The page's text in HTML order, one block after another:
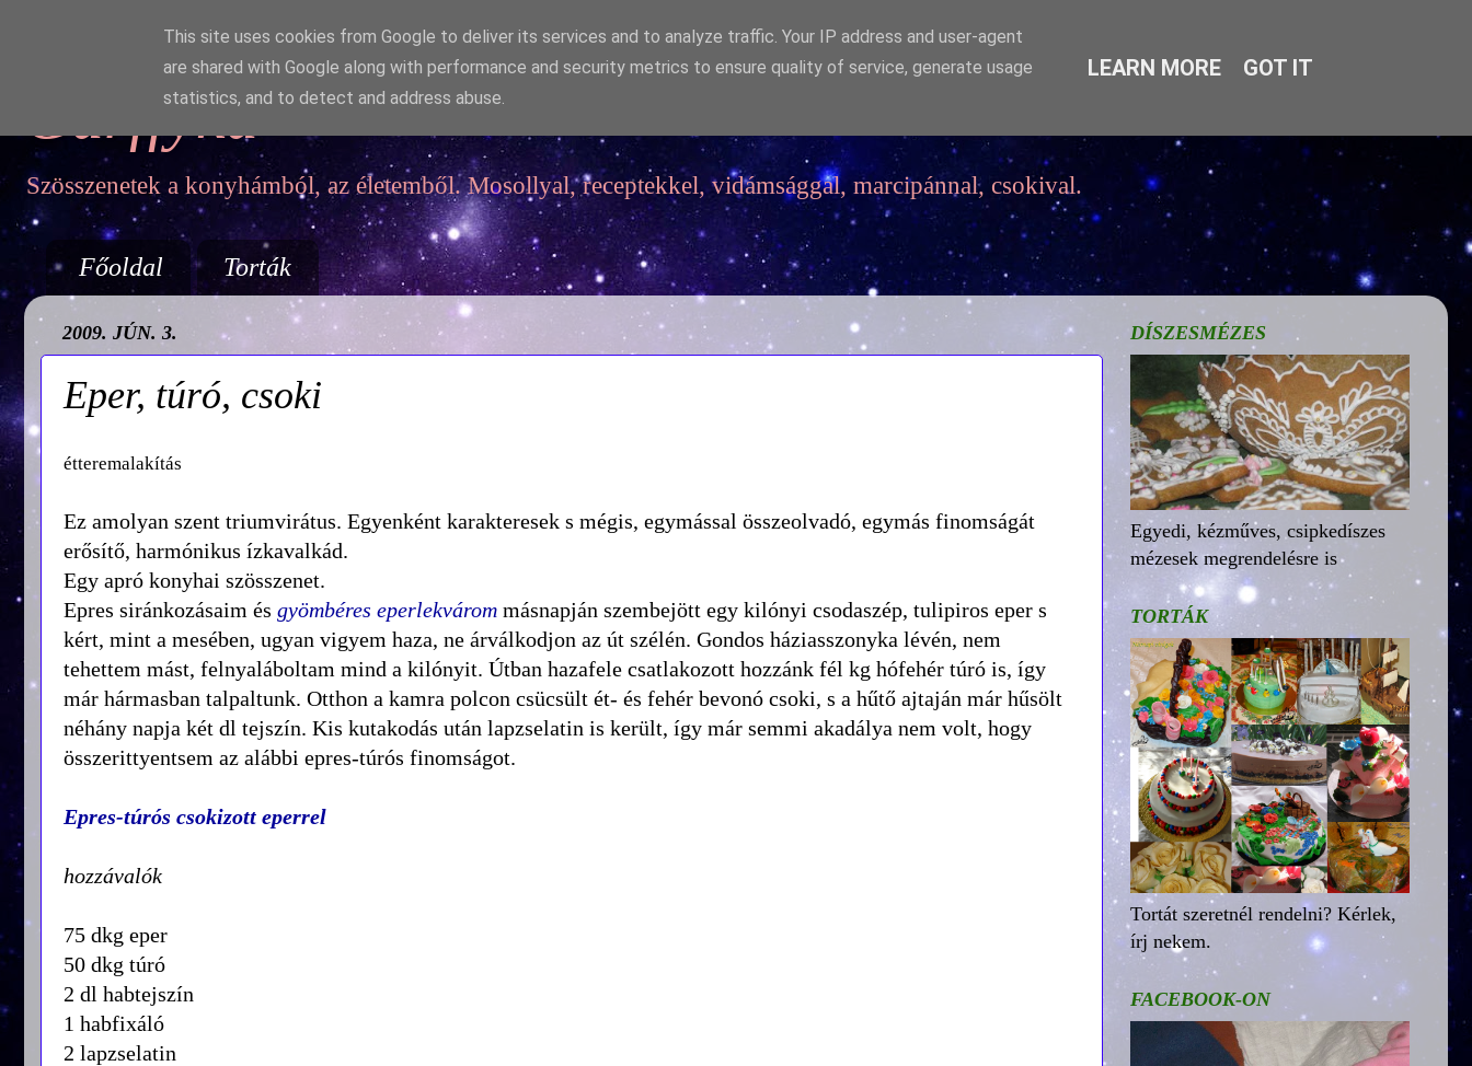
Garffyka
Szösszenetek a konyhámból, az életemből. Mosollyal, receptekkel, vidámsággal, marcipánnal, csokival.
Főoldal Torták
2009. JÚN. 3.
Eper, túró, csoki
étteremalakítás
Ez amolyan szent triumvirátus. Egyenként karakteresek s mégis, egymással összeolvadó, egymás finomságát
erősítő, harmónikus ízkavalkád.
Egy apró konyhai szösszenet.
Epres siránkozásaim és gyömbéres eperlekvárom másnapján szembejött egy kilónyi csodaszép, tulipiros eper s
kért, mint a mesében, ugyan vigyem haza, ne árválkodjon az út szélén. Gondos háziasszonyka lévén, nem
tehettem mást, felnyaláboltam mind a kilónyit. Útban hazafele csatlakozott hozzánk fél kg hófehér túró is, így
már hármasban talpaltunk. Otthon a kamra polcon csücsült ét- és fehér bevonó csoki, s a hűtő ajtaján már hűsölt
néhány napja két dl tejszín. Kis kutakodás után lapzselatin is került, így már semmi akadálya nem volt, hogy
összerittyentsem az alábbi epres-túrós finomságot.
Epres-túrós csokizott eperrel
hozzávalók
75 dkg eper
50 dkg túró
2 dl habtejszín
1 habfixáló
2 lapzselatin
DÍSZESMÉZES
Egyedi, kézműves, csipkedíszes
mézesek megrendelésre is
TORTÁK
Tortát szeretnél rendelni? Kérlek,
írj nekem.
FACEBOOK-ON
This site uses cookies from Google to deliver its services and to analyze traffic. Your IP address and user-agent
are shared with Google along with performance and security metrics to ensure quality of service, generate usage
statistics, and to detect and address abuse.
LEARN MORE GOT IT